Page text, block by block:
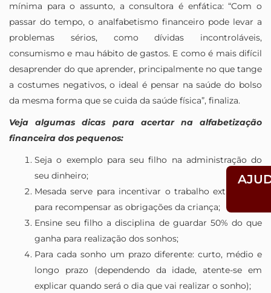
mínima para o assunto, a consultora é enfática: “Com o
passar do tempo, o analfabetismo financeiro pode levar a
problemas sérios, como dívidas incontroláveis,
consumismo e mau hábito de gastos. E como é mais difícil
desaprender do que aprender, principalmente no que tange
a costumes negativos, o ideal é pensar na saúde do bolso
da mesma forma que se cuida da saúde física”, finaliza.
Veja algumas dicas para acertar na alfabetização
financeira dos pequenos:
Seja o exemplo para seu filho na administração do
seu dinheiro;
Mesada serve para incentivar o trabalho extra e não
para recompensar as obrigações da criança;
Ensine seu filho a disciplina de guardar 50% do que
ganha para realização dos sonhos;
Para cada sonho um prazo diferente: curto, médio e
longo prazo (dependendo da idade, atente-se em
explicar quando será o dia que vai realizar o sonho);